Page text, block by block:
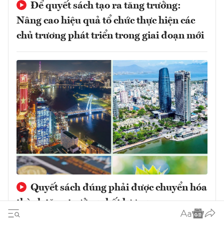
Để quyết sách tạo ra tăng trưởng:
Nâng cao hiệu quả tổ chức thực hiện các
chủ trương phát triển trong giai đoạn mới
Quyết sách đúng phải được chuyển hóa
thành tăng trưởng chất lượng cao